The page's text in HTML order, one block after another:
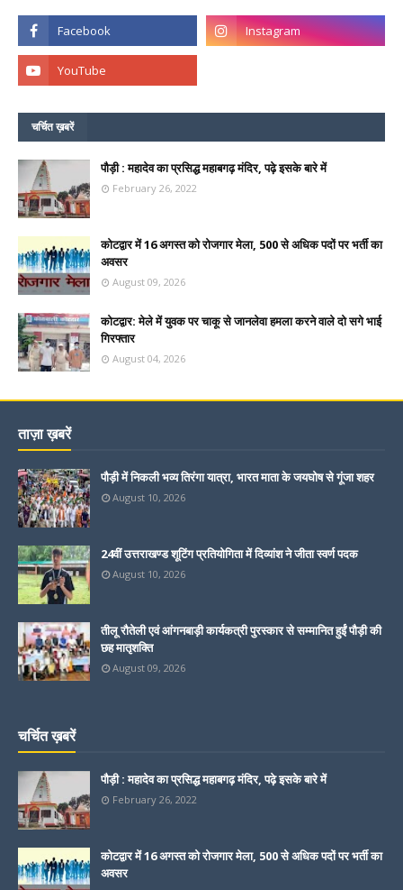
चर्चित ख़बरें
पौड़ी : महादेव का प्रसिद्ध महाबगढ़ मंदिर, पढ़े इसके बारे में
February 26, 2022
कोटद्वार में 16 अगस्त को रोजगार मेला, 500 से अधिक पदों पर भर्ती का
अवसर
August 09, 2026
कोटद्वार: मेले में युवक पर चाकू से जानलेवा हमला करने वाले दो सगे भाई
गिरफ्तार
August 04, 2026
ताज़ा ख़बरें
पौड़ी में निकली भव्य तिरंगा यात्रा, भारत माता के जयघोष से गूंजा शहर
August 10, 2026
24वीं उत्तराखण्ड शूटिंग प्रतियोगिता में दिव्यांश ने जीता स्वर्ण पदक
August 10, 2026
तीलू रौतेली एवं आंगनबाड़ी कार्यकत्री पुरस्कार से सम्मानित हुईं पौड़ी की
छह मातृशक्ति
August 09, 2026
चर्चित ख़बरें
पौड़ी : महादेव का प्रसिद्ध महाबगढ़ मंदिर, पढ़े इसके बारे में
February 26, 2022
कोटद्वार में 16 अगस्त को रोजगार मेला, 500 से अधिक पदों पर भर्ती का
अवसर